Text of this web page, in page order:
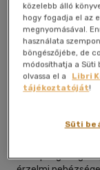
Beleolvasok
Jaffa Kiadó És
Manapság
közelebb álló
hogy fogadja el az
megnyomásával.
használata
böngészőjébe, de
módosíthatja a Süti
olvassa el a
Libri
tájékoztatóját!
Süti